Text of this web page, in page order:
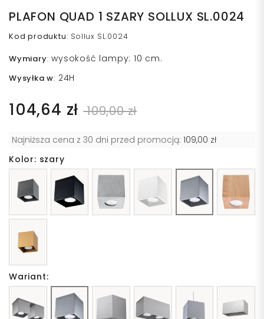
PLAFON QUAD 1 SZARY SOLLUX SL.0024
Kod produktu: Sollux SL.0024
Wymiary: wysokość lampy: 10 cm.
Wysyłka w: 24H
104,64 zł 109,00 zł
Najniższa cena z 30 dni przed promocją: 109,00 zł
Kolor: szary
Wariant: